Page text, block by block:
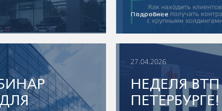
Подробнее
27.04.2026
НЕДЕЛЯ
ПЕТЕРБУРГЕ!